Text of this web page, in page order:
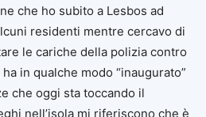
che ho subito a Lesbos ad
residenti mentre cercavo di
le cariche della polizia contro
in qualche modo “inaugurato”
che oggi sta toccando il
nell’isola mi riferiscono che è